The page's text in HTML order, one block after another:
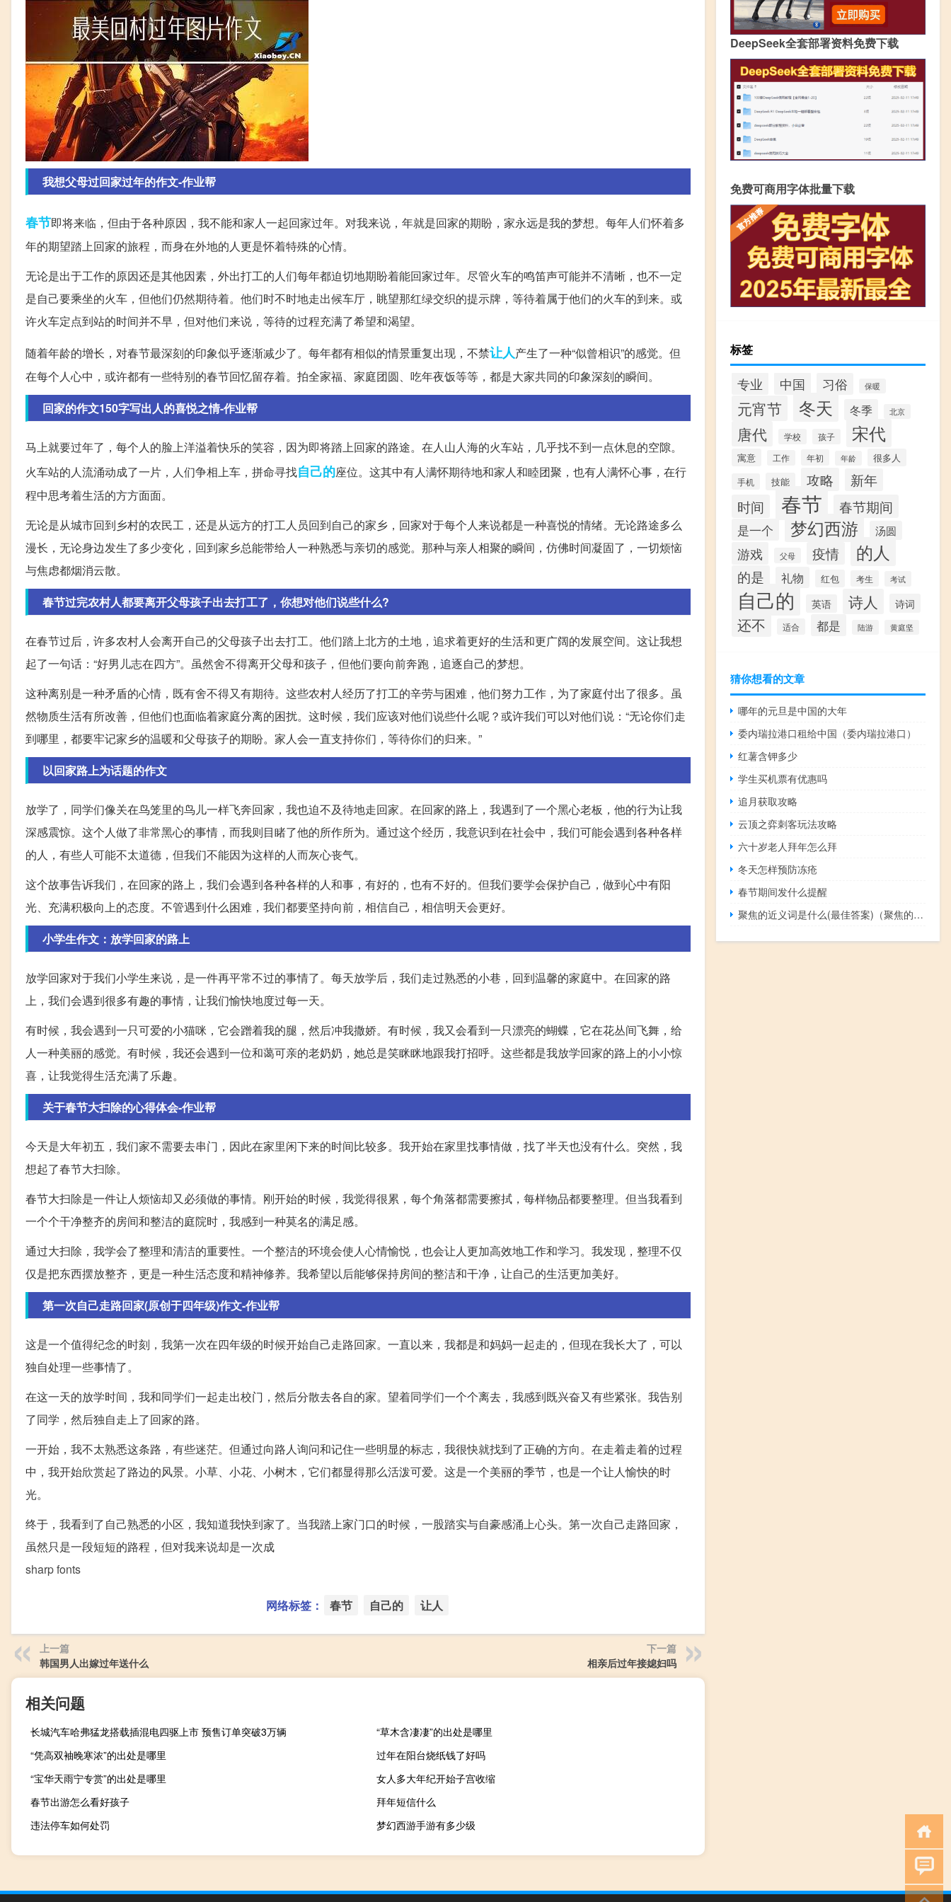
我想父母过回家过年的作文-作业帮
春节即将来临，但由于各种原因，我不能和家人一起回家过年。对我来说，年就是回家的期盼，家永远是我的梦想。每年人们怀着多
年的期望踏上回家的旅程，而身在外地的人更是怀着特殊的心情。
无论是出于工作的原因还是其他因素，外出打工的人们每年都迫切地期盼着能回家过年。尽管火车的鸣笛声可能并不清晰，也不一定
是自己要乘坐的火车，但他们仍然期待着。他们时不时地走出候车厅，眺望那红绿交织的提示牌，等待着属于他们的火车的到来。或
许火车定点到站的时间并不早，但对他们来说，等待的过程充满了希望和渴望。
随着年龄的增长，对春节最深刻的印象似乎逐渐减少了。每年都有相似的情景重复出现，不禁让人产生了一种“似曾相识”的感觉。但
在每个人心中，或许都有一些特别的春节回忆留存着。拍全家福、家庭团圆、吃年夜饭等等，都是大家共同的印象深刻的瞬间。
回家的作文150字写出人的喜悦之情-作业帮
马上就要过年了，每个人的脸上洋溢着快乐的笑容，因为即将踏上回家的路途。在人山人海的火车站，几乎找不到一点休息的空隙。
火车站的人流涌动成了一片，人们争相上车，拼命寻找自己的座位。这其中有人满怀期待地和家人和睦团聚，也有人满怀心事，在行
程中思考着生活的方方面面。
无论是从城市回到乡村的农民工，还是从远方的打工人员回到自己的家乡，回家对于每个人来说都是一种喜悦的情绪。无论路途多么
漫长，无论身边发生了多少变化，回到家乡总能带给人一种熟悉与亲切的感觉。那种与亲人相聚的瞬间，仿佛时间凝固了，一切烦恼
与焦虑都烟消云散。
春节过完农村人都要离开父母孩子出去打工了，你想对他们说些什么?
在春节过后，许多农村人会离开自己的父母孩子出去打工。他们踏上北方的土地，追求着更好的生活和更广阔的发展空间。这让我想
起了一句话：“好男儿志在四方”。虽然舍不得离开父母和孩子，但他们要向前奔跑，追逐自己的梦想。
这种离别是一种矛盾的心情，既有舍不得又有期待。这些农村人经历了打工的辛劳与困难，他们努力工作，为了家庭付出了很多。虽
然物质生活有所改善，但他们也面临着家庭分离的困扰。这时候，我们应该对他们说些什么呢？或许我们可以对他们说：“无论你们走
到哪里，都要牢记家乡的温暖和父母孩子的期盼。家人会一直支持你们，等待你们的归来。”
以回家路上为话题的作文
放学了，同学们像关在鸟笼里的鸟儿一样飞奔回家，我也迫不及待地走回家。在回家的路上，我遇到了一个黑心老板，他的行为让我
深感震惊。这个人做了非常黑心的事情，而我则目睹了他的所作所为。通过这个经历，我意识到在社会中，我们可能会遇到各种各样
的人，有些人可能不太道德，但我们不能因为这样的人而灰心丧气。
这个故事告诉我们，在回家的路上，我们会遇到各种各样的人和事，有好的，也有不好的。但我们要学会保护自己，做到心中有阳
光、充满积极向上的态度。不管遇到什么困难，我们都要坚持向前，相信自己，相信明天会更好。
小学生作文：放学回家的路上
放学回家对于我们小学生来说，是一件再平常不过的事情了。每天放学后，我们走过熟悉的小巷，回到温馨的家庭中。在回家的路
上，我们会遇到很多有趣的事情，让我们愉快地度过每一天。
有时候，我会遇到一只可爱的小猫咪，它会蹭着我的腿，然后冲我撒娇。有时候，我又会看到一只漂亮的蝴蝶，它在花丛间飞舞，给
人一种美丽的感觉。有时候，我还会遇到一位和蔼可亲的老奶奶，她总是笑眯眯地跟我打招呼。这些都是我放学回家的路上的小小惊
喜，让我觉得生活充满了乐趣。
关于春节大扫除的心得体会-作业帮
今天是大年初五，我们家不需要去串门，因此在家里闲下来的时间比较多。我开始在家里找事情做，找了半天也没有什么。突然，我
想起了春节大扫除。
春节大扫除是一件让人烦恼却又必须做的事情。刚开始的时候，我觉得很累，每个角落都需要擦拭，每样物品都要整理。但当我看到
一个个干净整齐的房间和整洁的庭院时，我感到一种莫名的满足感。
通过大扫除，我学会了整理和清洁的重要性。一个整洁的环境会使人心情愉悦，也会让人更加高效地工作和学习。我发现，整理不仅
仅是把东西摆放整齐，更是一种生活态度和精神修养。我希望以后能够保持房间的整洁和干净，让自己的生活更加美好。
第一次自己走路回家(原创于四年级)作文-作业帮
这是一个值得纪念的时刻，我第一次在四年级的时候开始自己走路回家。一直以来，我都是和妈妈一起走的，但现在我长大了，可以
独自处理一些事情了。
在这一天的放学时间，我和同学们一起走出校门，然后分散去各自的家。望着同学们一个个离去，我感到既兴奋又有些紧张。我告别
了同学，然后独自走上了回家的路。
一开始，我不太熟悉这条路，有些迷茫。但通过向路人询问和记住一些明显的标志，我很快就找到了正确的方向。在走着走着的过程
中，我开始欣赏起了路边的风景。小草、小花、小树木，它们都显得那么活泼可爱。这是一个美丽的季节，也是一个让人愉快的时
光。
终于，我看到了自己熟悉的小区，我知道我快到家了。当我踏上家门口的时候，一股踏实与自豪感涌上心头。第一次自己走路回家，
虽然只是一段短短的路程，但对我来说却是一次成
sharp fonts
网络标签： 春节 自己的 让人
上一篇
韩国男人出嫁过年送什么
下一篇
相亲后过年接媳妇吗
相关问题
长城汽车哈弗猛龙搭载插混电四驱上市 预售订单突破3万辆
“草木含凄凄”的出处是哪里
“凭高双袖晚寒浓”的出处是哪里
过年在阳台烧纸钱了好吗
“宝华天雨宁专赏”的出处是哪里
女人多大年纪开始子宫收缩
春节出游怎么看好孩子
拜年短信什么
违法停车如何处罚
梦幻西游手游有多少级
DeepSeek全套部署资料免费下载
免费可商用字体批量下载
标签
专业 中国 习俗 保暖
元宵节 冬天 冬季 北京
唐代 学校 孩子 宋代
寓意 工作 年初 年龄 很多人
手机 技能 攻略 新年
时间 春节 春节期间
是一个 梦幻西游 汤圆
游戏 父母 疫情 的人
的是 礼物 红包 考生 考试
自己的 英语 诗人 诗词
还不 适合 都是 陆游 黄庭坚
猜你想看的文章
哪年的元旦是中国的大年
委内瑞拉港口租给中国（委内瑞拉港口）
红薯含钾多少
学生买机票有优惠吗
追月获取攻略
云顶之弈刺客玩法攻略
六十岁老人拜年怎么拜
冬天怎样预防冻疮
春节期间发什么提醒
聚焦的近义词是什么(最佳答案)（聚焦的近义词）